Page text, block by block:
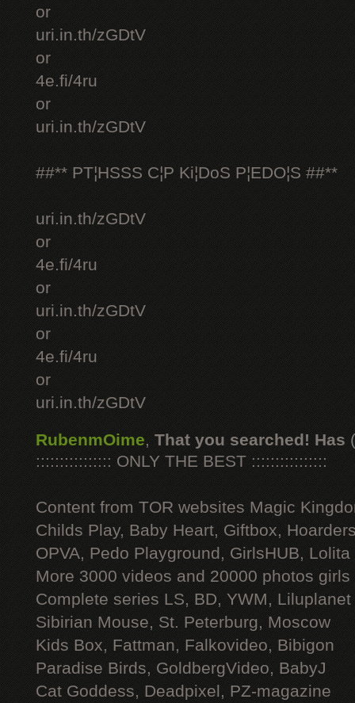
or
uri.in.th/zGDtV
or
4e.fi/4ru
or
uri.in.th/zGDtV
##** PT¦HSSS C¦P Ki¦DoS P¦EDO¦S ##**
uri.in.th/zGDtV
or
4e.fi/4ru
or
uri.in.th/zGDtV
or
4e.fi/4ru
or
uri.in.th/zGDtV
RubenmOime, That you searched! Has
:::::::::::::::: ONLY THE BEST ::::::::::::::::
Content from TOR websites Magic
Childs Play, Baby Heart, Giftbox,
OPVA, Pedo Playground, GirlsHUB, Lolita
More 3000 videos and 20000 photos
Complete series LS, BD, YWM, Liluplanet
Sibirian Mouse, St. Peterburg, Moscow
Kids Box, Fattman, Falkovideo, Bibigon
Paradise Birds, GoldbergVideo, BabyJ
Cat Goddess, Deadpixel, PZ-magazine